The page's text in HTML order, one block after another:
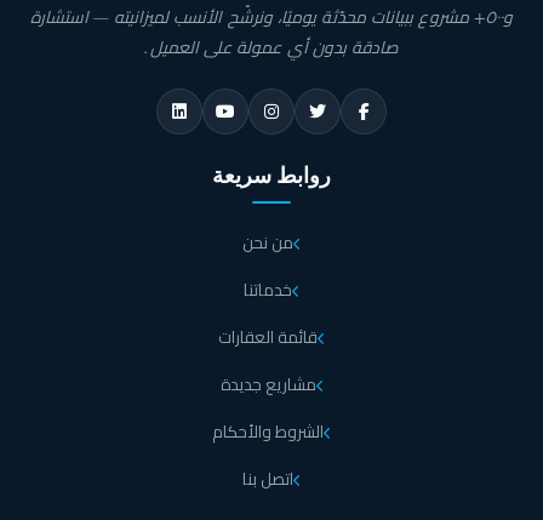
و٥٠٠+ مشروع ببيانات محدّثة يوميًا، ونرشّح الأنسب لميزانيته — استشارة
صادقة بدون أي عمولة على العميل.
روابط سريعة
من نحن
خدماتنا
قائمة العقارات
مشاريع جديدة
الشروط والأحكام
اتصل بنا